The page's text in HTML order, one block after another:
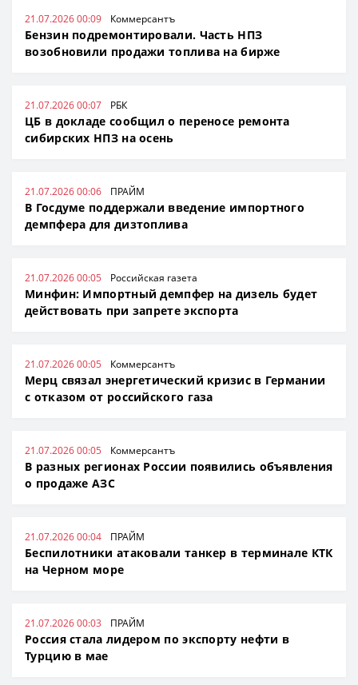
21.07.2026 00:09 Коммерсантъ
Бензин подремонтировали. Часть НПЗ
возобновили продажи топлива на бирже
21.07.2026 00:07 РБК
ЦБ в докладе сообщил о переносе ремонта
сибирских НПЗ на осень
21.07.2026 00:06 ПРАЙМ
В Госдуме поддержали введение импортного
демпфера для дизтоплива
21.07.2026 00:05 Российская газета
Минфин: Импортный демпфер на дизель будет
действовать при запрете экспорта
21.07.2026 00:05 Коммерсантъ
Мерц связал энергетический кризис в Германии
с отказом от российского газа
21.07.2026 00:05 Коммерсантъ
В разных регионах России появились объявления
о продаже АЗС
21.07.2026 00:04 ПРАЙМ
Беспилотники атаковали танкер в терминале КТК
на Черном море
21.07.2026 00:03 ПРАЙМ
Россия стала лидером по экспорту нефти в
Турцию в мае